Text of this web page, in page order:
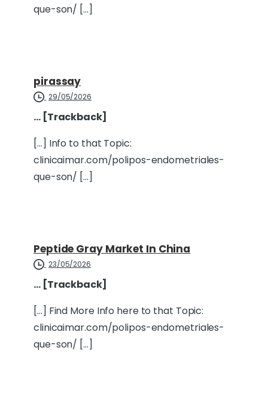
que-son/ […]
pirassay
29/05/2026
… [Trackback]
[…] Info to that Topic:
clinicaimar.com/polipos-endometriales-
que-son/ […]
Peptide Gray Market In China
23/05/2026
… [Trackback]
[…] Find More Info here to that Topic:
clinicaimar.com/polipos-endometriales-
que-son/ […]